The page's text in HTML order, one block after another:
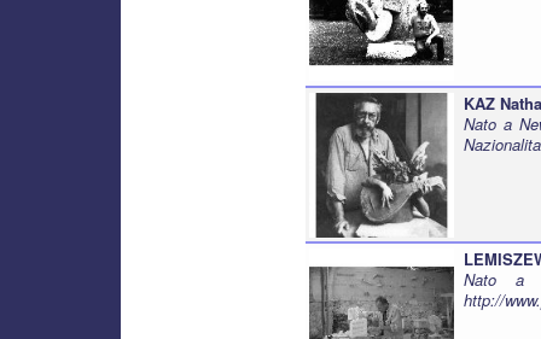
KAZ
Nato a
Nato a
http://